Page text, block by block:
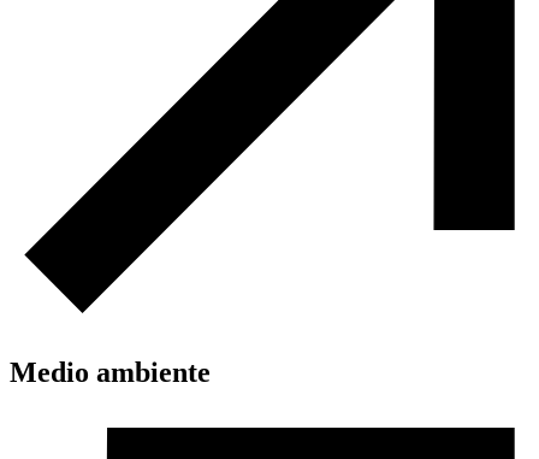
Medio ambiente